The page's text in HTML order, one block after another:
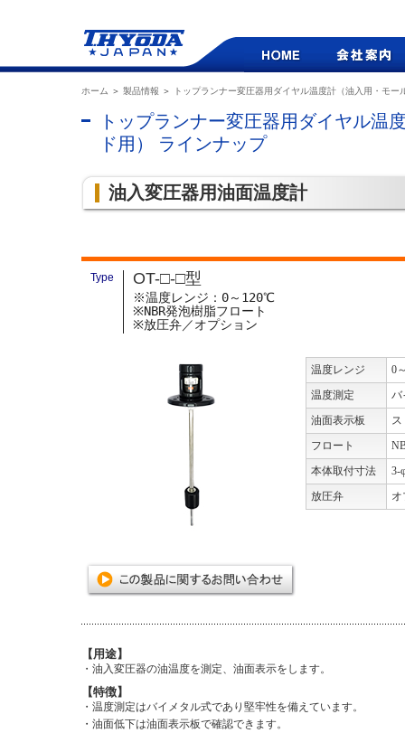
ホーム ＞ 製品情報 ＞ トップランナー変圧器用ダイヤル温度計（油入用・モー
トップランナー変圧器用ダイヤル温
ド用） ラインナップ
油入変圧器用油面温度計
Type OT-□-□型
※温度レンジ：0～120℃
※NBR発泡樹脂フロート
※放圧弁／オプション
温度レンジ
0
温度測定
バ
油面表示板
フロート
本体取付寸法
3-
放圧弁
オ
【用途】
・油入変圧器の油温度を測定、油面表示をします。
【特徴】
・温度測定はバイメタル式であり堅牢性を備えています。
・油面低下は油面表示板で確認できます。